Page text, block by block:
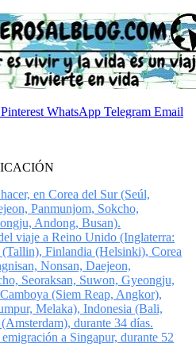
Pinterest WhatsApp Telegram Email
en Corea del Sur (Seúl,
Panmunjom, Sokcho,
Andong, Busan).
viaje a Reino Unido (Inglaterra:
Finlandia (Helsinki), Corea
Nonsan, Daejeon,
Seoraksan, Suwon, Gyeongju,
(Siem Reap, Angkor),
Melaka), Indonesia (Bali,
durante 34 días.
a Singapur, durante 52